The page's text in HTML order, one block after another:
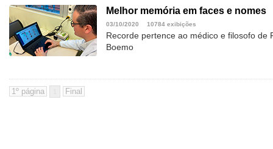
Melhor memória em faces e nomes
03/10/2020 10784 exibições
Recorde pertence ao médico e filosofo de
Boemo